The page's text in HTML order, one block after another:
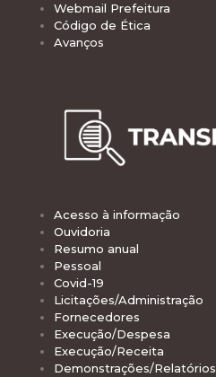
Webmail Prefeitura
Código de Ética
Avanços
Acesso à informação
Ouvidoria
Resumo anual
Pessoal
Covid-19
Licitações/Administração
Fornecedores
Execução/Despesa
Execução/Receita
Demonstrações/Relatórios